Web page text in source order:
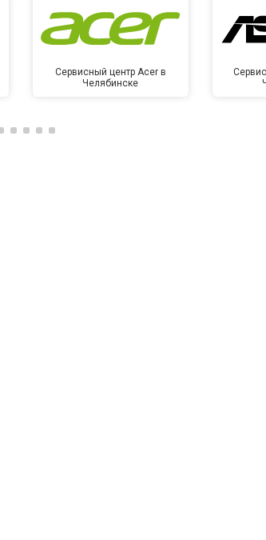
Сервисный центр Acer в
Челябинске